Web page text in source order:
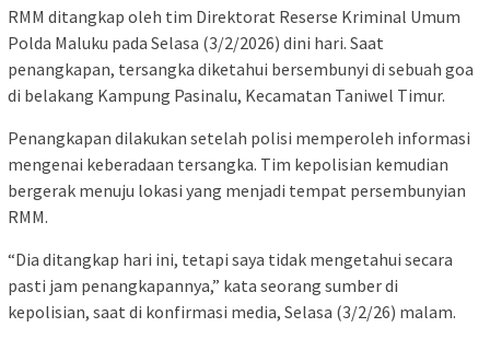
RMM ditangkap oleh tim Direktorat Reserse Kriminal Umum
Polda Maluku pada Selasa (3/2/2026) dini hari. Saat
penangkapan, tersangka diketahui bersembunyi di sebuah goa
di belakang Kampung Pasinalu, Kecamatan Taniwel Timur.
Penangkapan dilakukan setelah polisi memperoleh informasi
mengenai keberadaan tersangka. Tim kepolisian kemudian
bergerak menuju lokasi yang menjadi tempat persembunyian
RMM.
“Dia ditangkap hari ini, tetapi saya tidak mengetahui secara
pasti jam penangkapannya,” kata seorang sumber di
kepolisian, saat di konfirmasi media, Selasa (3/2/26) malam.